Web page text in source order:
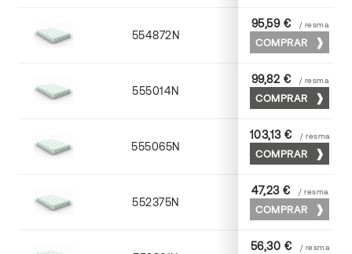
554872N 70 x 100
95,59 € / resma
COMPRAR
555014N 72 x 102
99,82 € / resma
COMPRAR
555065N 65 x 90
103,13 € / resma
COMPRAR
552375N 75 x 53
47,23 € / resma
COMPRAR
56,30 € / resma